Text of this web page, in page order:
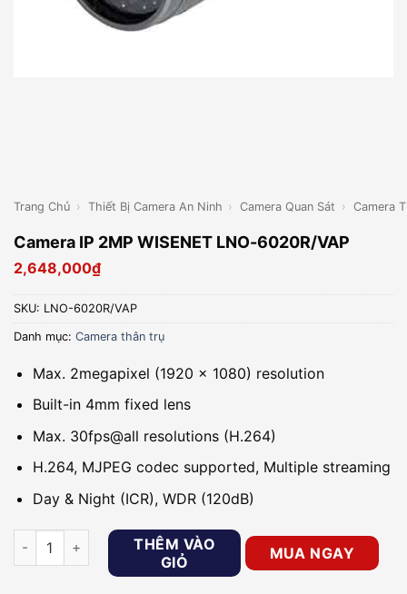
Trang Chủ › Thiết Bị Camera An Ninh › Camera Quan Sát › Camera
Camera IP 2MP WISENET LNO-6020R/VAP
2,648,000₫
SKU: LNO-6020R/VAP
Danh mục: Camera thân trụ
Max. 2megapixel (1920 x 1080) resolution
Built-in 4mm fixed lens
Max. 30fps@all resolutions (H.264)
H.264, MJPEG codec supported, Multiple streaming
Day & Night (ICR), WDR (120dB)
Camera IP 2MP WISENET LNO-6020R/VAP số lượng
THÊM VÀO
GIỎ
MUA NGAY